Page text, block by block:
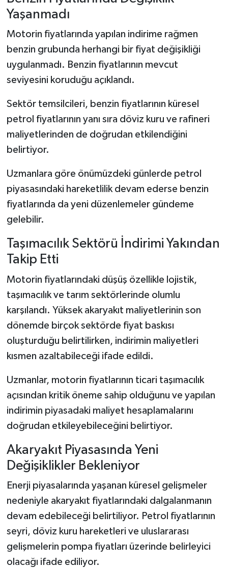
Yaşanmadı
Motorin fiyatlarında yapılan indirime rağmen
benzin grubunda herhangi bir fiyat değişikliği
uygulanmadı. Benzin fiyatlarının mevcut
seviyesini koruduğu açıklandı.
Sektör temsilcileri, benzin fiyatlarının küresel
petrol fiyatlarının yanı sıra döviz kuru ve rafineri
maliyetlerinden de doğrudan etkilendiğini
belirtiyor.
Uzmanlara göre önümüzdeki günlerde petrol
piyasasındaki hareketlilik devam ederse benzin
fiyatlarında da yeni düzenlemeler gündeme
gelebilir.
Taşımacılık Sektörü İndirimi Yakından
Takip Etti
Motorin fiyatlarındaki düşüş özellikle lojistik,
taşımacılık ve tarım sektörlerinde olumlu
karşılandı. Yüksek akaryakıt maliyetlerinin son
dönemde birçok sektörde fiyat baskısı
oluşturduğu belirtilirken, indirimin maliyetleri
kısmen azaltabileceği ifade edildi.
Uzmanlar, motorin fiyatlarının ticari taşımacılık
açısından kritik öneme sahip olduğunu ve yapılan
indirimin piyasadaki maliyet hesaplamalarını
doğrudan etkileyebileceğini belirtiyor.
Akaryakıt Piyasasında Yeni
Değişiklikler Bekleniyor
Enerji piyasalarında yaşanan küresel gelişmeler
nedeniyle akaryakıt fiyatlarındaki dalgalanmanın
devam edebileceği belirtiliyor. Petrol fiyatlarının
seyri, döviz kuru hareketleri ve uluslararası
gelişmelerin pompa fiyatları üzerinde belirleyici
olacağı ifade ediliyor.